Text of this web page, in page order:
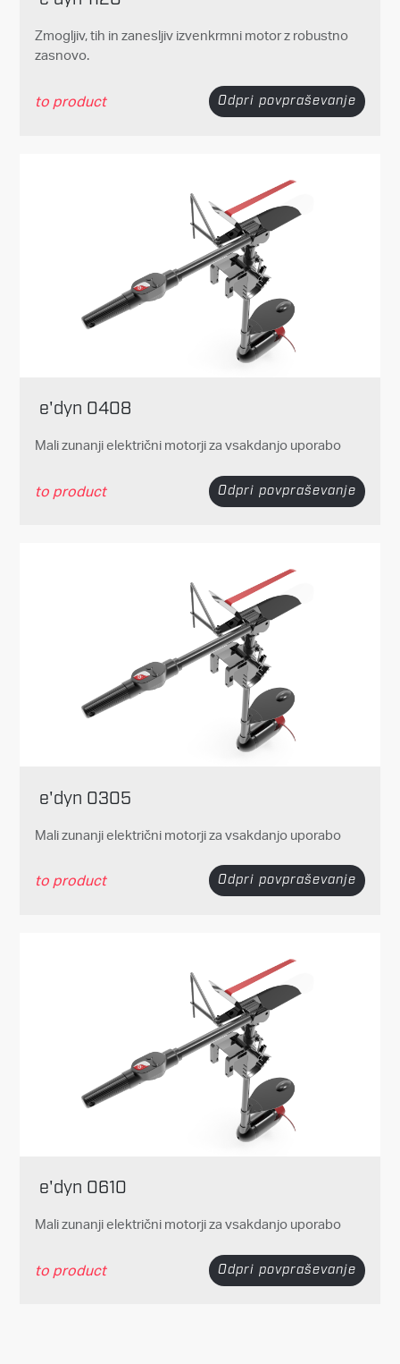
Zmogljiv, tih in zanesljiv izvenkrmni motor z robustno
zasnovo.
to product Odpri povpraševanje
e'dyn 0408
Mali zunanji električni motorji za vsakdanjo uporabo
to product Odpri povpraševanje
e'dyn 0305
Mali zunanji električni motorji za vsakdanjo uporabo
to product Odpri povpraševanje
e'dyn 0610
Mali zunanji električni motorji za vsakdanjo uporabo
to product Odpri povpraševanje